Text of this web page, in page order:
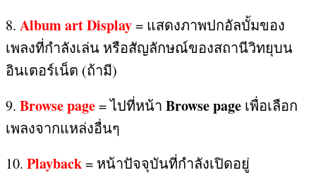
8. Album art Display= แสดงภาพปกอัลบั้มของ
เพลงที่กำลังเล่น หรือสัญลักษณ์ของสถานีวิทยุบน
อินเตอร์เน็ต (ถ้ามี)
9. Browse page=ไปที่หน้า Browse page เพื่อเลือก
เพลงจากแหล่งอื่นๆ
10. Playback= หน้าปัจจุบันที่กำลังเปิดอยู่